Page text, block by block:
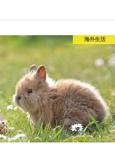
海外生活